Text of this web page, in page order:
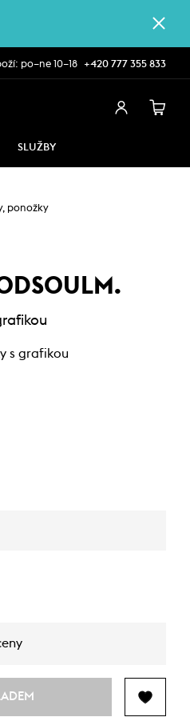
po–ne 10–18 +420 777 355 833
SLUŽBY
ponožky
s grafikou